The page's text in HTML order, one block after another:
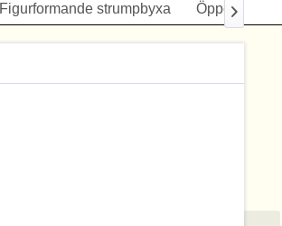
Figurformande strumpbyxa Öppen gren
